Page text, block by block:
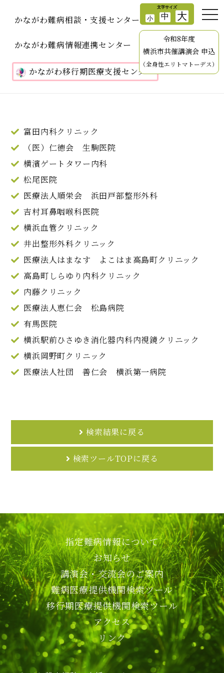
かながわ難病相談・支援センター
かながわ難病情報連携センター
かながわ移行期医療支援センター
令和8年度
横浜市共催講演会 申込
（全身性エリトマトーデス）
富田内科クリニック
（医）仁徳会 生駒医院
横濱ゲートタワー内科
松尾医院
医療法人順栄会 浜田戸部整形外科
吉村耳鼻咽喉科医院
横浜血管クリニック
井出整形外科クリニック
医療法人はまなす よこはま高島町クリニック
高島町しらゆり内科クリニック
内藤クリニック
医療法人恵仁会 松島病院
有馬医院
横浜駅前ひさゆき消化器内科内視鏡クリニック
横浜岡野町クリニック
医療法人社団 善仁会 横浜第一病院
検索結果に戻る
検索ツールTOPに戻る
指定難病情報について
お知らせ
講演会・交流会のご案内
難病医療提供機関検索ツール
移行期医療提供機関検索ツール
アクセス
リンク